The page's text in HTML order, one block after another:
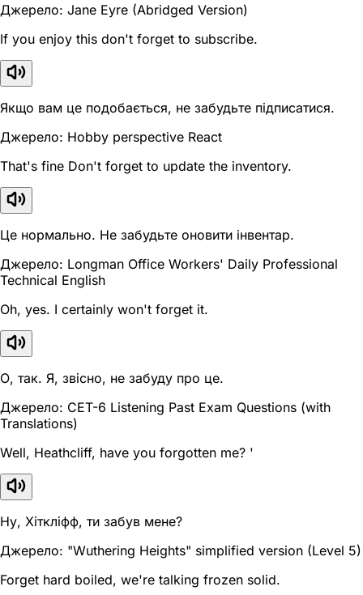
Джерело: Jane Eyre (Abridged Version)
If you enjoy this don't forget to subscribe.
Якщо вам це подобається, не забудьте підписатися.
Джерело: Hobby perspective React
That's fine Don't forget to update the inventory.
Це нормально. Не забудьте оновити інвентар.
Джерело: Longman Office Workers' Daily Professional
Technical English
Oh, yes. I certainly won't forget it.
О, так. Я, звісно, не забуду про це.
Джерело: CET-6 Listening Past Exam Questions (with
Translations)
Well, Heathcliff, have you forgotten me? '
Ну, Хіткліфф, ти забув мене?
Джерело: "Wuthering Heights" simplified version (Level 5)
Forget hard boiled, we're talking frozen solid.